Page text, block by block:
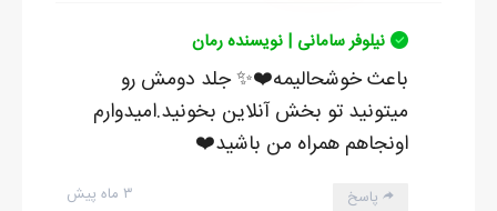
نیلوفر سامانی | نویسنده رمان
باعث خوشحالیمه❤️✨️ جلد دومش رو
میتونید تو بخش آنلاین بخونید.امیدوارم
اونجاهم همراه من باشید❤️
۳ ماه پیش پاسخ